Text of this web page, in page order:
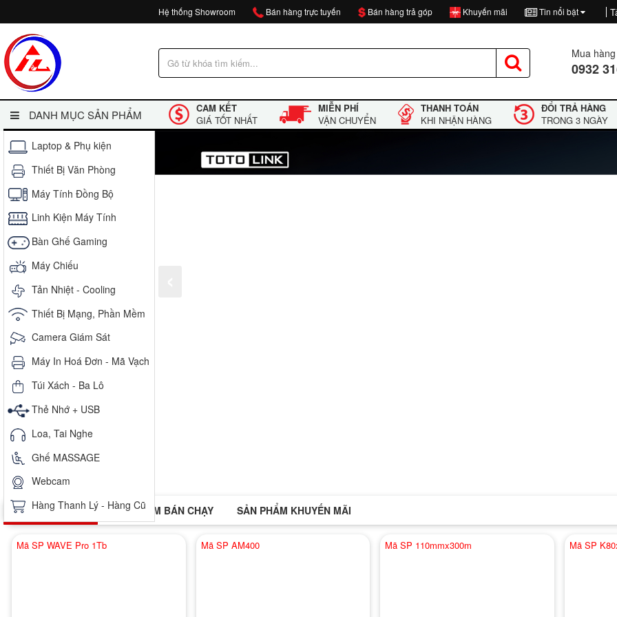
Hệ thống Showroom Bán hàng trực tuyến Bán hàng trả góp Khuyến mãi Tin nổi bật
Mua
0932
DANH MỤC SẢN PHẨM
Laptop & Phụ kiện
Thiết Bị Văn Phòng
Máy Tính Đồng Bộ
Linh Kiện Máy Tính
Bàn Ghế Gaming
Máy Chiếu
Tản Nhiệt - Cooling
Thiết Bị Mạng, Phần Mềm
Camera Giám Sát
Máy In Hoá Đơn - Mã Vạch
Túi Xách - Ba Lô
Thẻ Nhớ + USB
Loa, Tai Nghe
Ghế MASSAGE
Webcam
Hàng Thanh Lý - Hàng Cũ
CAM KẾT
GIÁ TỐT NHẤT
MIỄN PHÍ
VẬN CHUYỂN
THANH TOÁN
KHI NHẬN HÀNG
ĐỔI TRẢ HÀNG
TRONG 3 NGÀY
SẢN PHẨM MỚI SẢN PHẨM BÁN CHẠY SẢN PHẨM KHUYẾN MÃI
Mã SP WAVE Pro 1Tb Mã SP AM400 Mã SP 110mmx300m Mã SP